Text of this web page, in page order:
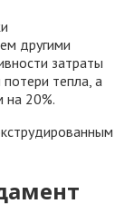
другими
затраты
тепла, а
на 20%.